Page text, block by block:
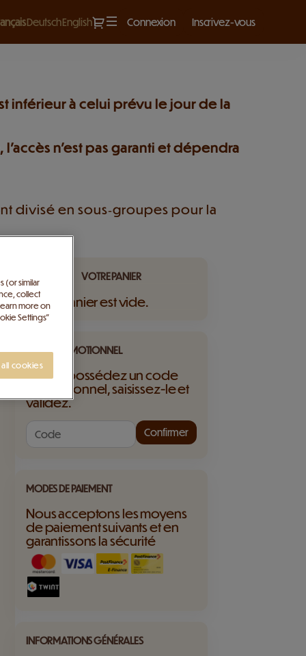
DeutschEnglish Dialogue
Connexion Inscrivez-vous
inférieur à celui prévu le jour de la
n’est pas garanti et dépendra
divisé en sous‑groupes pour la
sera réuni.
VOTRE PANIER
Votre panier est vide.
CODE PROMOTIONNEL
Si vous possédez un code
promotionnel, saisissez-le et
validez.
Confirmer
MODES DE PAIEMENT
Nous acceptons les moyens
de paiement suivants et en
garantissons la sécurité
INFORMATIONS GÉNÉRALES
(or similar
collect
more on
Settings”
cookies